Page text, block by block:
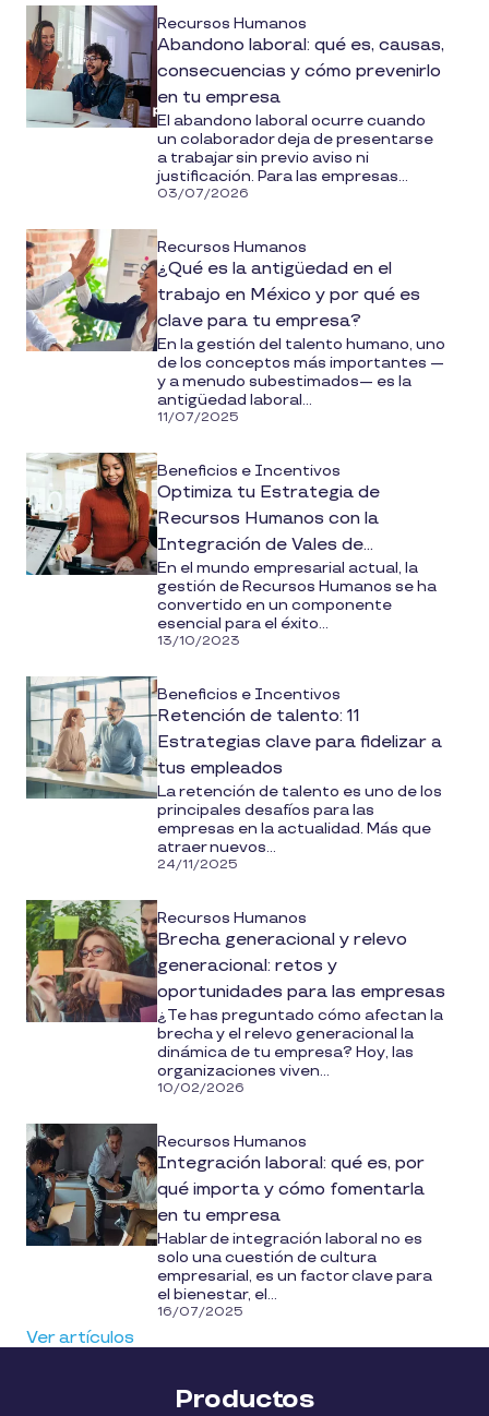
Recursos Humanos
Abandono laboral: qué es, causas,
consecuencias y cómo prevenirlo
en tu empresa
El abandono laboral ocurre cuando
un colaborador deja de presentarse
a trabajar sin previo aviso ni
justificación. Para las empresas...
03/07/2026
Recursos Humanos
¿Qué es la antigüedad en el
trabajo en México y por qué es
clave para tu empresa?
En la gestión del talento humano, uno
de los conceptos más importantes —
y a menudo subestimados— es la
antigüedad laboral...
11/07/2025
Beneficios e Incentivos
Optimiza tu Estrategia de
Recursos Humanos con la
Integración de Vales de
Despensa
En el mundo empresarial actual, la
gestión de Recursos Humanos se ha
convertido en un componente
esencial para el éxito...
13/10/2023
Beneficios e Incentivos
Retención de talento: 11
Estrategias clave para fidelizar a
tus empleados
La retención de talento es uno de los
principales desafíos para las
empresas en la actualidad. Más que
atraer nuevos...
24/11/2025
Recursos Humanos
Brecha generacional y relevo
generacional: retos y
oportunidades para las empresas
¿Te has preguntado cómo afectan la
brecha y el relevo generacional la
dinámica de tu empresa? Hoy, las
organizaciones viven...
10/02/2026
Recursos Humanos
Integración laboral: qué es, por
qué importa y cómo fomentarla
en tu empresa
Hablar de integración laboral no es
solo una cuestión de cultura
empresarial, es un factor clave para
el bienestar, el...
16/07/2025
Ver artículos
Productos